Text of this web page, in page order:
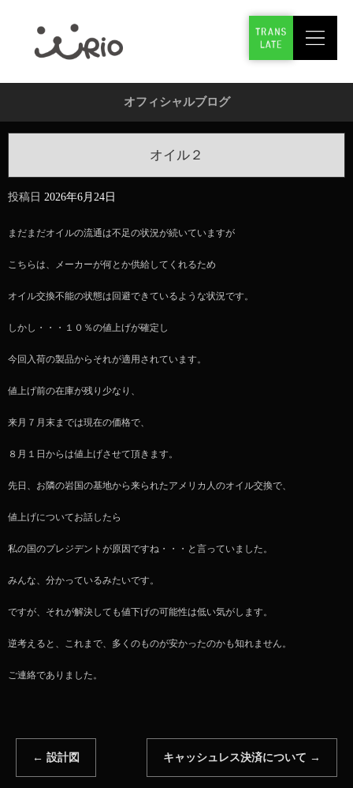
オフィシャルブログ
オイル２
投稿日 2026年6月24日
まだまだオイルの流通は不足の状況が続いていますが
こちらは、メーカーが何とか供給してくれるため
オイル交換不能の状態は回避できているような状況です。
しかし・・・１０％の値上げが確定し
今回入荷の製品からそれが適用されています。
値上げ前の在庫が残り少なり、
来月７月末までは現在の価格で、
８月１日からは値上げさせて頂きます。
先日、お隣の岩国の基地から来られたアメリカ人のオイル交換で、
値上げについてお話したら
私の国のプレジデントが原因ですね・・・と言っていました。
みんな、分かっているみたいです。
ですが、それが解決しても値下げの可能性は低い気がします。
逆考えると、これまで、多くのものが安かったのかも知れません。
ご連絡でありました。
← 設計図 キャッシュレス決済について →